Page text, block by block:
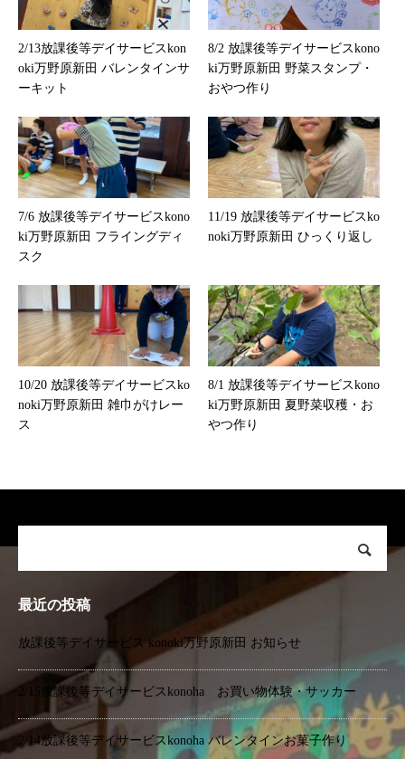
2/13放課後等デイサービスkon
oki万野原新田 バレンタインサ
ーキット
8/2 放課後等デイサービスkono
ki万野原新田 野菜スタンプ・
おやつ作り
7/6 放課後等デイサービスkono
ki万野原新田 フライングディ
スク
11/19 放課後等デイサービスko
noki万野原新田 ひっくり返し
10/20 放課後等デイサービスko
noki万野原新田 雑巾がけレー
ス
8/1 放課後等デイサービスkono
ki万野原新田 夏野菜収穫・お
やつ作り
最近の投稿
放課後等デイサービス konoki万野原新田 お知らせ
2/15放課後等デイサービスkonoha お買い物体験・サッカー
2/14放課後等デイサービスkonoha バレンタインお菓子作り